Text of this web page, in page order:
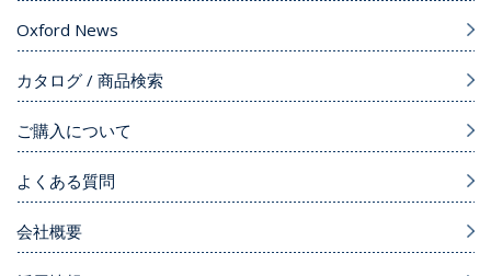
Oxford News
カタログ / 商品検索
ご購入について
よくある質問
会社概要